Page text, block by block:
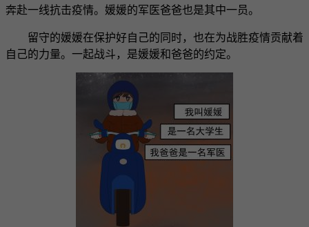
奔赴一线抗击疫情。媛媛的军医爸爸也是其中一员。
留守的媛媛在保护好自己的同时，也在为战胜疫情贡献着
自己的力量。一起战斗，是媛媛和爸爸的约定。